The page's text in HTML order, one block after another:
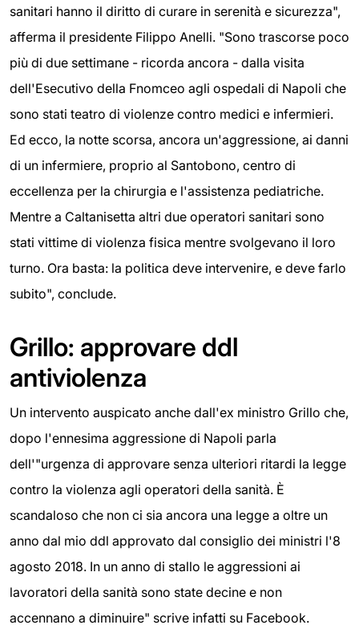
sanitari hanno il diritto di curare in serenità e sicurezza",
afferma il presidente Filippo Anelli. "Sono trascorse poco
più di due settimane - ricorda ancora - dalla visita
dell'Esecutivo della Fnomceo agli ospedali di Napoli che
sono stati teatro di violenze contro medici e infermieri.
Ed ecco, la notte scorsa, ancora un'aggressione, ai danni
di un infermiere, proprio al Santobono, centro di
eccellenza per la chirurgia e l'assistenza pediatriche.
Mentre a Caltanisetta altri due operatori sanitari sono
stati vittime di violenza fisica mentre svolgevano il loro
turno. Ora basta: la politica deve intervenire, e deve farlo
subito", conclude.
Grillo: approvare ddl
antiviolenza
Un intervento auspicato anche dall'ex ministro Grillo che,
dopo l'ennesima aggressione di Napoli parla
dell'"urgenza di approvare senza ulteriori ritardi la legge
contro la violenza agli operatori della sanità. È
scandaloso che non ci sia ancora una legge a oltre un
anno dal mio ddl approvato dal consiglio dei ministri l'8
agosto 2018. In un anno di stallo le aggressioni ai
lavoratori della sanità sono state decine e non
accennano a diminuire" scrive infatti su Facebook.